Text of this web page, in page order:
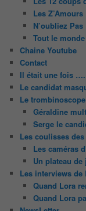
Les Z’Amours
N’oubliez
Tout le
Chaine Youtube
Contact
Il était une fois ….
Le candidat
Le
Géraldine
Serge le
Les coulisses
Les caméras
Un plateau
Les interviews de
Quand Lora
Quand Lora